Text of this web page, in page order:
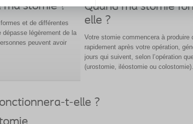
ma stomie ?
et de différentes
légèrement de la
peuvent avoir
Quand ma stomie
elle ?
Votre stomie commencera à produire
rapidement après votre opération,
jours qui suivent, selon l’opération
(urostomie, iléostomie ou colostomie).
t-elle ?